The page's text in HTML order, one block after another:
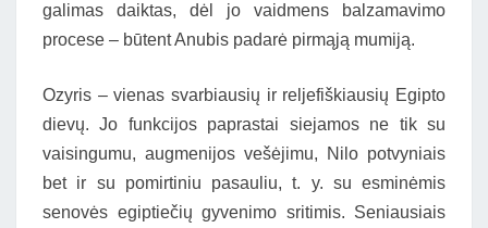
galimas daiktas, dėl jo vaidmens balzamavimo
procese – būtent Anubis padarė pirmąją mumiją.
Ozyris – vienas svarbiausių ir reljefiškiausių Egipto
dievų. Jo funkcijos paprastai siejamos ne tik su
vaisingumu, augmenijos vešėjimu, Nilo potvyniais
bet ir su pomirtiniu pasauliu, t. y. su esminėmis
senovės egiptiečių gyvenimo sritimis. Seniausiais